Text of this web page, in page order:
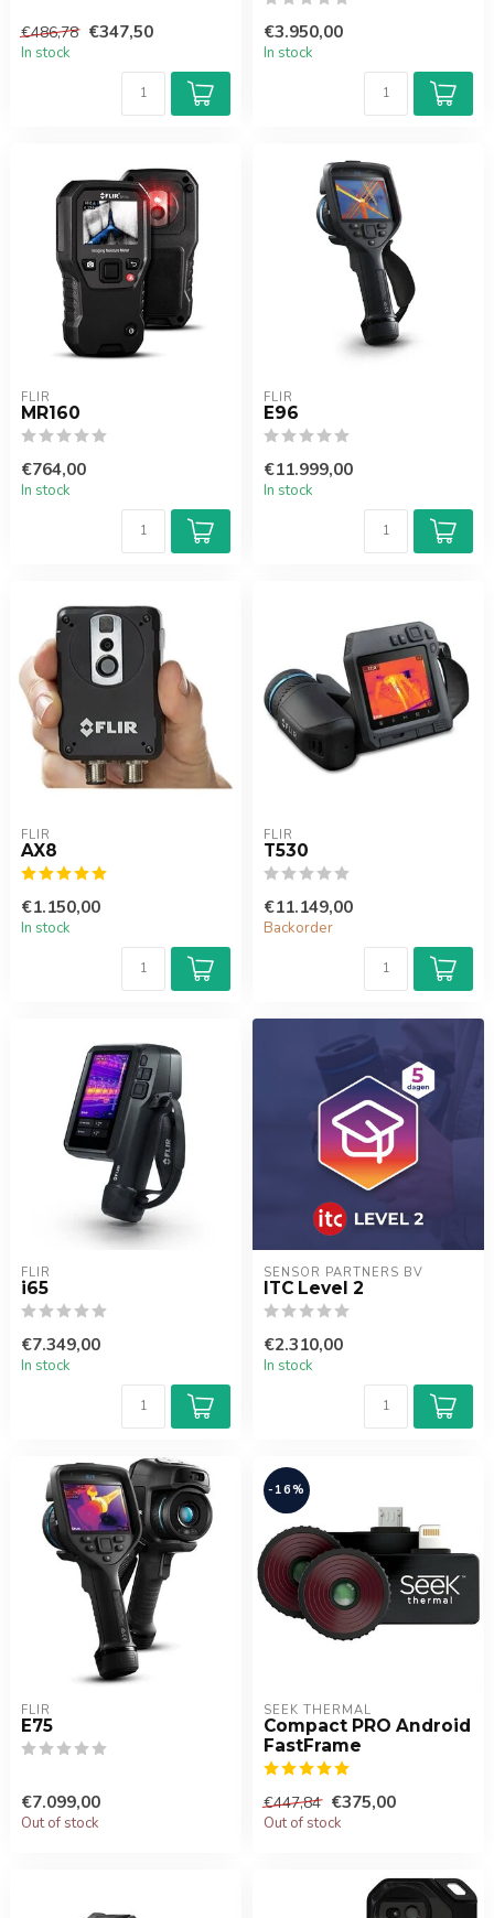
€486,78 €347,50
In stock
€3.950,00
In stock
FLIR
MR160
€764,00
In stock
FLIR
E96
€11.999,00
In stock
FLIR
AX8
€1.150,00
In stock
FLIR
T530
€11.149,00
Backorder
FLIR
i65
€7.349,00
In stock
SENSOR PARTNERS BV
ITC Level 2
€2.310,00
In stock
FLIR
E75
€7.099,00
Out of stock
-16%
SEEK THERMAL
Compact PRO Android
FastFrame
€447,84 €375,00
Out of stock